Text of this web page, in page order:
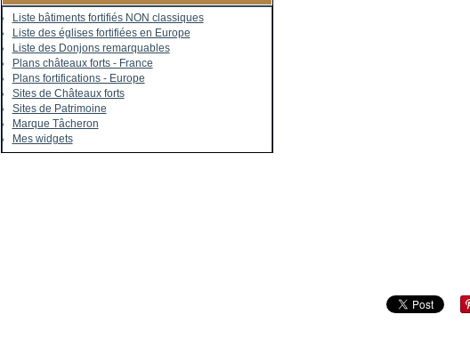
Liste bâtiments fortifiés NON classiques
Liste des églises fortifiées en Europe
Liste des Donjons remarquables
Plans châteaux forts - France
Plans fortifications - Europe
Sites de Châteaux forts
Sites de Patrimoine
Marque Tâcheron
Mes widgets